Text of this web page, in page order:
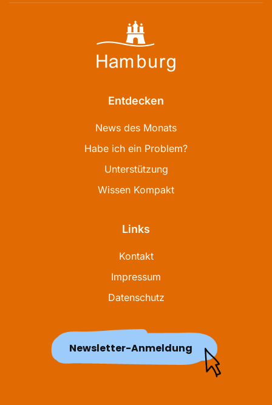
Entdecken
News des Monats
Habe ich ein Problem?
Unterstützung
Wissen Kompakt
Links
Kontakt
Impressum
Datenschutz
Newsletter-Anmeldung